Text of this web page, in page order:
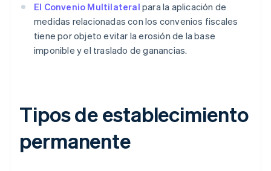
El Convenio Multilateral para la aplicación de
medidas relacionadas con los convenios fiscales
tiene por objeto evitar la erosión de la base
imponible y el traslado de ganancias.
Tipos de establecimiento
permanente